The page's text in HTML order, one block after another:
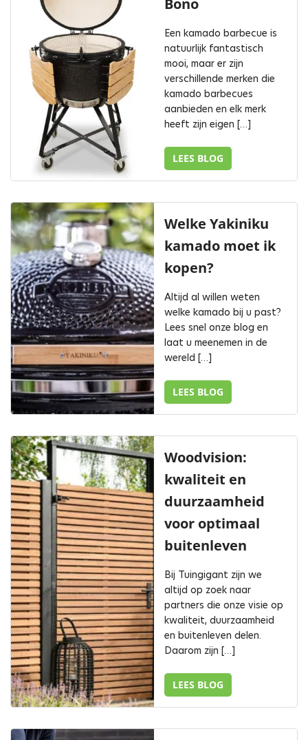
Bono
Een kamado barbecue is
natuurlijk fantastisch
mooi, maar er zijn
verschillende merken die
kamado barbecues
aanbieden en elk merk
heeft zijn eigen […]
LEES BLOG
Welke Yakiniku
kamado moet ik
kopen?
Altijd al willen weten
welke kamado bij u past?
Lees snel onze blog en
laat u meenemen in de
wereld […]
LEES BLOG
Woodvision:
kwaliteit en
duurzaamheid
voor optimaal
buitenleven
Bij Tuingigant zijn we
altijd op zoek naar
partners die onze visie op
kwaliteit, duurzaamheid
en buitenleven delen.
Daarom zijn […]
LEES BLOG